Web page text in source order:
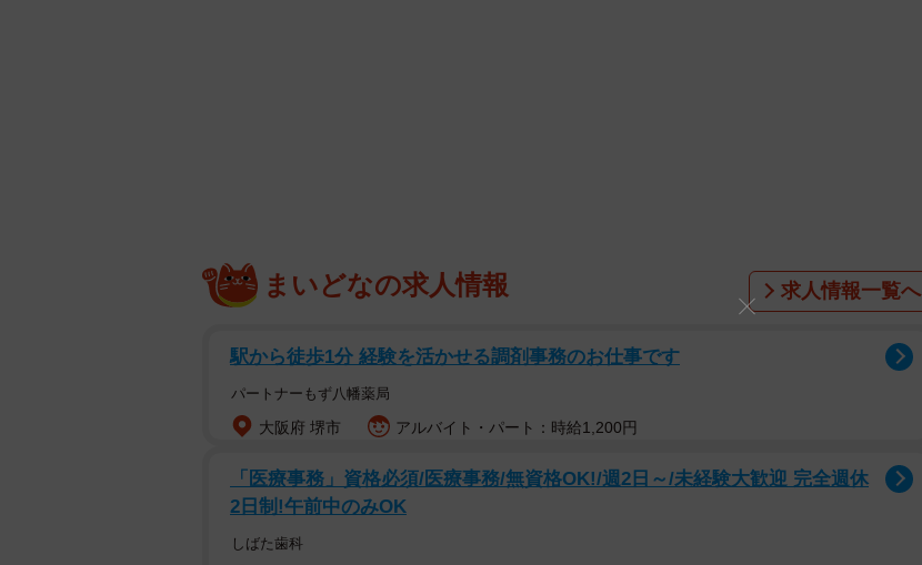
まいどなの求人情報 求人情報一覧へ
駅から徒歩1分 経験を活かせる調剤事務のお仕事です
パートナーもず八幡薬局
大阪府 堺市 アルバイト・パート：時給1,200円
「医療事務」資格必須/医療事務/無資格OK!/週2日～/未経験大歓迎 完全週休
2日制!午前中のみOK
しばた歯科